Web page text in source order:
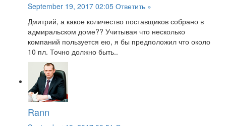
September 19, 2017 02:05 Ответить »
Дмитрий, а какое количество поставщиков собрано в
адмиральском доме?? Учитывая что несколько
компаний пользуется ею, я бы предположил что около
10 пл. Точно должно быть..
Rann